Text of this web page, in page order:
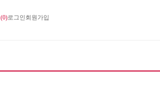
(0)로그인 회원가입